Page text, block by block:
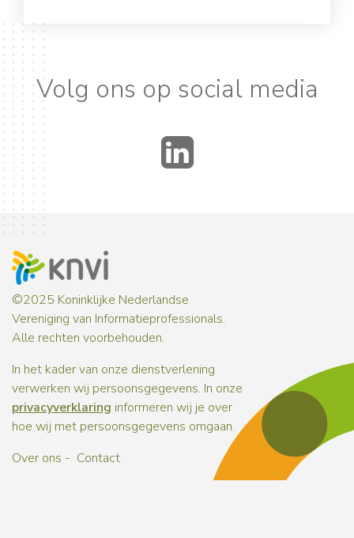
Volg ons op social media
©2025 Koninklijke Nederlandse
Vereniging van Informatieprofessionals.
Alle rechten voorbehouden.
In het kader van onze dienstverlening
verwerken wij persoonsgegevens. In onze
privacyverklaring informeren wij je over
hoe wij met persoonsgegevens omgaan.
Over ons
Contact